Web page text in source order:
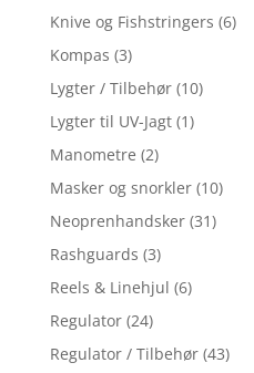
Knive og Fishstringers (6)
Kompas (3)
Lygter / Tilbehør (10)
Lygter til UV-Jagt (1)
Manometre (2)
Masker og snorkler (10)
Neoprenhandsker (31)
Rashguards (3)
Reels & Linehjul (6)
Regulator (24)
Regulator / Tilbehør (43)